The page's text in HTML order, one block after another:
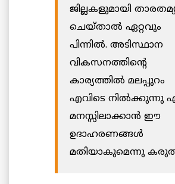
ജില്ലകളുമായി
ചെയ്താൽ ഏറ്റവും
പിന്നിൽ. അടിസ്ഥാന
വികസനത്തിന്റെ
കാര്യത്തിൽ മലപ്പുറം
എവിടെ നിൽക്കുന്നു
മനസ്സിലാക്കാൻ ഈ
ഉദാഹരണങ്ങൾ
മതിയാകുമെന്നു